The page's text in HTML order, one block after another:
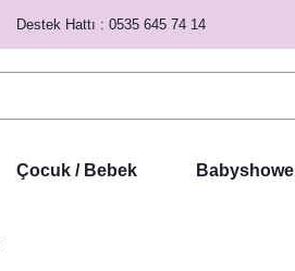
Destek Hattı : 0535 645 74 14
Çocuk / Bebek